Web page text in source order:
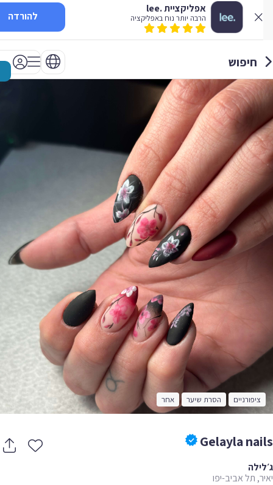
אפליקציית .lee
הרבה יותר נוח באפליקציה להורדה
חיפוש
ציפורניים הסרת שיער אחר
Gelayla
תל אביב-יפו